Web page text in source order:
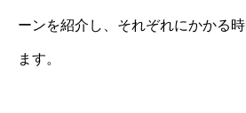
ーンを紹介し、それぞれにかかる
ます。